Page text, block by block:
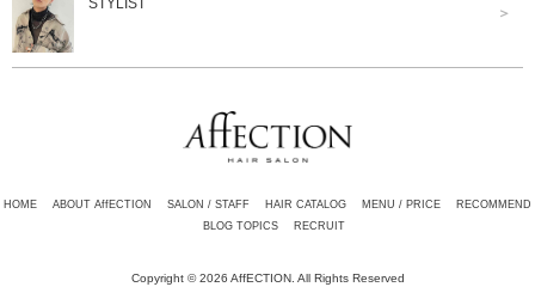
HOME ABOUT AffECTION SALON / STAFF HAIR CATALOG MENU / PRICE
RECOMMEND
BLOG TOPICS
RECRUIT
Copyright © 2026 AffECTION. All Rights Reserved